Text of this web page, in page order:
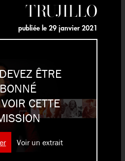
TRUJILLO
publiée le 29 janvier 2021
ÊTRE
CETTE
Voir un extrait